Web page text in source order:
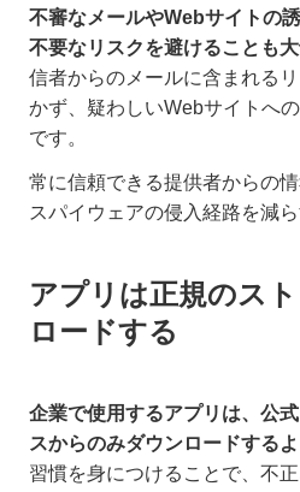
不審なメールやWebサイトの
不要なリスクを避けることも大
信者からのメールに含まれる
かず、疑わしいWebサイトへ
です。
常に信頼できる提供者からの
スパイウェアの侵入経路を減
アプリは正規のス
ロードする
企業で使用するアプリは、公
スからのみダウンロードする
習慣を身につけることで、不